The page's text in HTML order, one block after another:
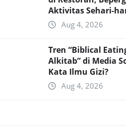
Aktivitas Sehari-
Aug 4, 2026
Tren “Biblical
Alkitab” di Media
Kata Ilmu Gizi?
Aug 4, 2026